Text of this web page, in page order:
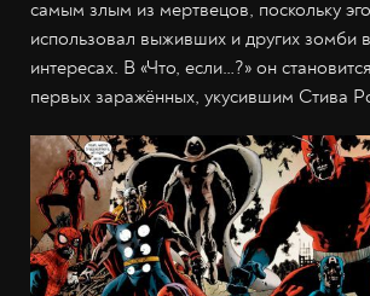
самым злым из мертвецов, поскольку
использовал выживших и других зомби
интересах. В «Что, если…?» он
первых заражённых, укусившим Стива